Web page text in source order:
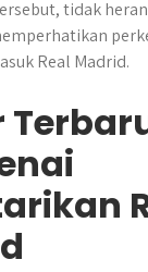
tidak
Real Madrid.